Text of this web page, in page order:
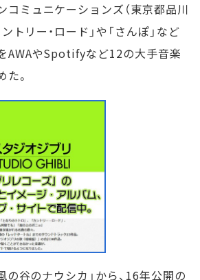
コミュニケーションズ（東京都品川
トリー・ロード」や「さんぽ」など
AWAやSpotifyなど12の大手音楽
。
谷のナウシカ」から、16年公開の